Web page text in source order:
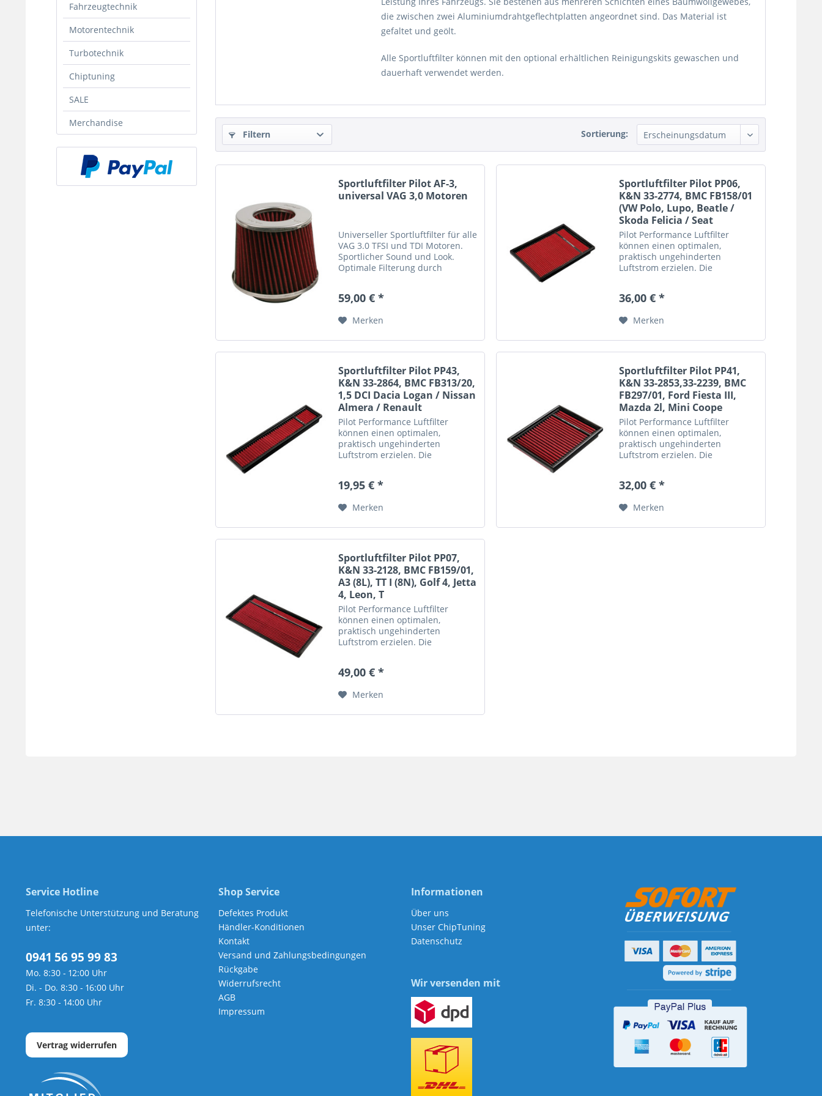
Fahrzeugtechnik
Motorentechnik
Turbotechnik
Chiptuning
SALE
Merchandise
die zwischen zwei Aluminiumdrahtgeflechtplatten angeordnet sind. Das Material ist
gefaltet und geölt.
Alle Sportluftfilter können mit den optional erhältlichen Reinigungskits gewaschen und
dauerhaft verwendet werden.
Filtern Sortierung:
Sportluftfilter Pilot AF-3,
universal VAG 3,0 Motoren
Universeller Sportluftfilter für alle
VAG 3.0 TFSI und TDI Motoren.
Sportlicher Sound und Look.
Optimale Filterung durch
Widerstand des Luftstroms und
ohne...
59,00 € *
Merken
Sportluftfilter Pilot PP06,
K&N 33-2774, BMC FB158/01
(VW Polo, Lupo, Beatle /
Skoda Felicia / Seat
Pilot Performance Luftfilter
können einen optimalen,
praktisch ungehinderten
Luftstrom erzielen. Die
den Schutz des Motors zu
Ersatzluftfilter begünstigen...
36,00 € *
Merken
Sportluftfilter Pilot PP43,
K&N 33-2864, BMC FB313/20,
1,5 DCI Dacia Logan / Nissan
Almera / Renault
Pilot Performance Luftfilter
können einen optimalen,
praktisch ungehinderten
Luftstrom erzielen. Die
den Schutz des Motors zu
Ersatzluftfilter begünstigen...
19,95 € *
Merken
Sportluftfilter Pilot PP41,
K&N 33-2853,33-2239, BMC
FB297/01, Ford Fiesta III,
Mazda 2l, Mini Coope
Pilot Performance Luftfilter
können einen optimalen,
praktisch ungehinderten
Luftstrom erzielen. Die
den Schutz des Motors zu
Ersatzluftfilter begünstigen...
32,00 € *
Merken
Sportluftfilter Pilot PP07,
K&N 33-2128, BMC FB159/01,
A3 (8L), TT I (8N), Golf 4, Jetta
4, Leon, T
Pilot Performance Luftfilter
können einen optimalen,
praktisch ungehinderten
Luftstrom erzielen. Die
den Schutz des Motors zu
Ersatzluftfilter begünstigen...
49,00 € *
Merken
Service Hotline
Telefonische Unterstützung und Beratung
unter:
0941 56 95 99 83
Mo. 8:30 - 12:00 Uhr
Di. - Do. 8:30 - 16:00 Uhr
Fr. 8:30 - 14:00 Uhr
Vertrag widerrufen
Shop Service
Defektes Produkt
Händler-Konditionen
Kontakt
Versand und Zahlungsbedingungen
Rückgabe
Widerrufsrecht
AGB
Impressum
Informationen
Über uns
Unser ChipTuning
Datenschutz
Wir versenden mit